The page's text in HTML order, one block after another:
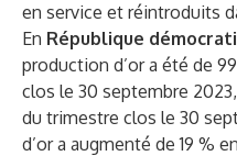
en service et réintroduits
En République
production d’or a été de
clos le 30 septembre
du trimestre clos le 30
d’or a augmenté de 19 %